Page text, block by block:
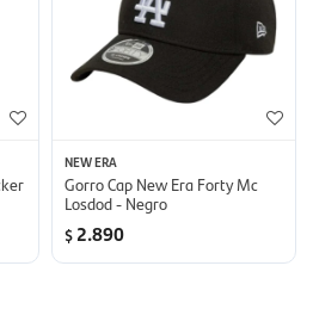
NEW ERA
Gorro Cap New Era Forty Mc
Losdod - Negro
$2.890